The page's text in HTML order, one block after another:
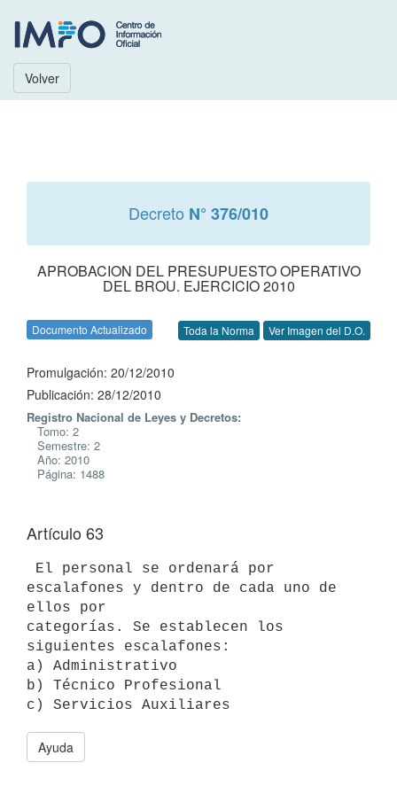
Volver
Decreto N° 376/010
APROBACION DEL PRESUPUESTO OPERATIVO
DEL BROU. EJERCICIO 2010
Documento Actualizado Toda la Norma Ver Imagen del D.O.
Promulgación: 20/12/2010
Publicación: 28/12/2010
Registro Nacional de Leyes y Decretos:
Tomo: 2
Semestre: 2
Año: 2010
Página: 1488
Artículo 63
escalafones y dentro de cada uno de
ellos por
categorías. Se establecen los
siguientes escalafones:
a) Administrativo
b) Técnico Profesional
Ayuda